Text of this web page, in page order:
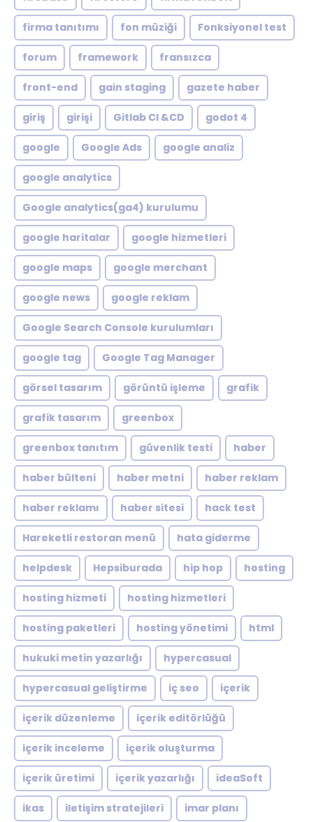
firma tanıtımı fon müziği Fonksiyonel test
forum framework fransızca
front-end gain staging gazete haber
giriş girişi Gitlab CI &CD godot 4
google Google Ads google analiz
google analytics
Google analytics(ga4) kurulumu
google haritalar google hizmetleri
google maps google merchant
google news google reklam
Google Search Console kurulumları
google tag Google Tag Manager
görsel tasarım görüntü işleme grafik
grafik tasarım greenbox
greenbox tanıtım güvenlik testi haber
haber bülteni haber metni haber reklam
haber reklamı haber sitesi hack test
Hareketli restoran menü hata giderme
helpdesk Hepsiburada hip hop hosting
hosting hizmeti hosting hizmetleri
hosting paketleri hosting yönetimi html
hukuki metin yazarlığı hypercasual
hypercasual geliştirme iç seo içerik
içerik düzenleme içerik editörlüğü
içerik inceleme içerik oluşturma
içerik üretimi içerik yazarlığı ideaSoft
ikas iletişim stratejileri imar planı